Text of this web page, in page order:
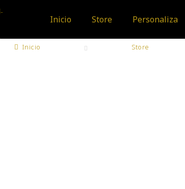
Inicio Store Personaliza
Inicio Store